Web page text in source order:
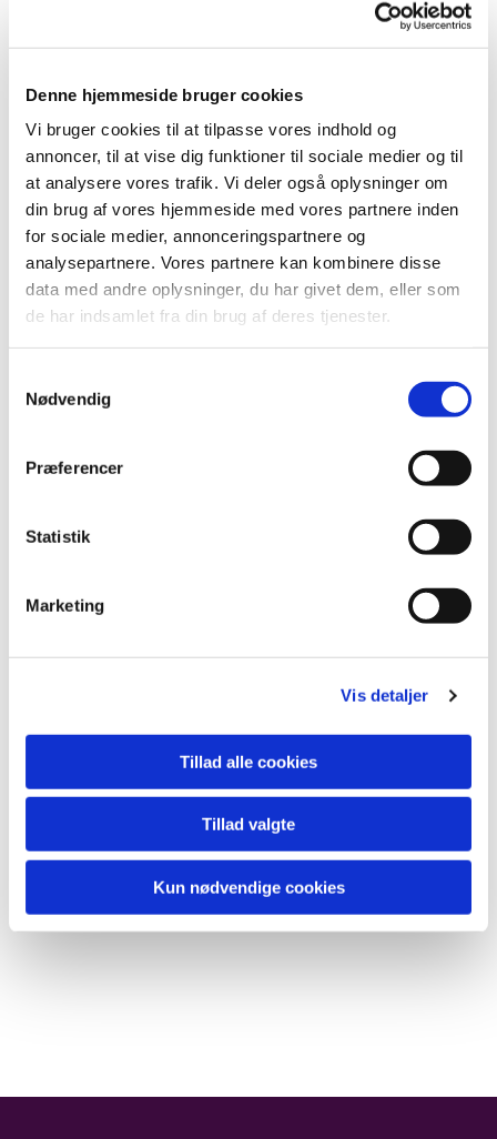
Denne hjemmeside bruger cookies
Vi bruger cookies til at tilpasse vores indhold og
annoncer, til at vise dig funktioner til sociale medier og til
at analysere vores trafik. Vi deler også oplysninger om
din brug af vores hjemmeside med vores partnere inden
for sociale medier, annonceringspartnere og
analysepartnere. Vores partnere kan kombinere disse
data med andre oplysninger, du har givet dem, eller som
de har indsamlet fra din brug af deres tjenester.
Nødvendig
Præferencer
Statistik
Marketing
Vis detaljer
Tillad alle cookies
Tillad valgte
Kun nødvendige cookies
Du vil måske også kunne